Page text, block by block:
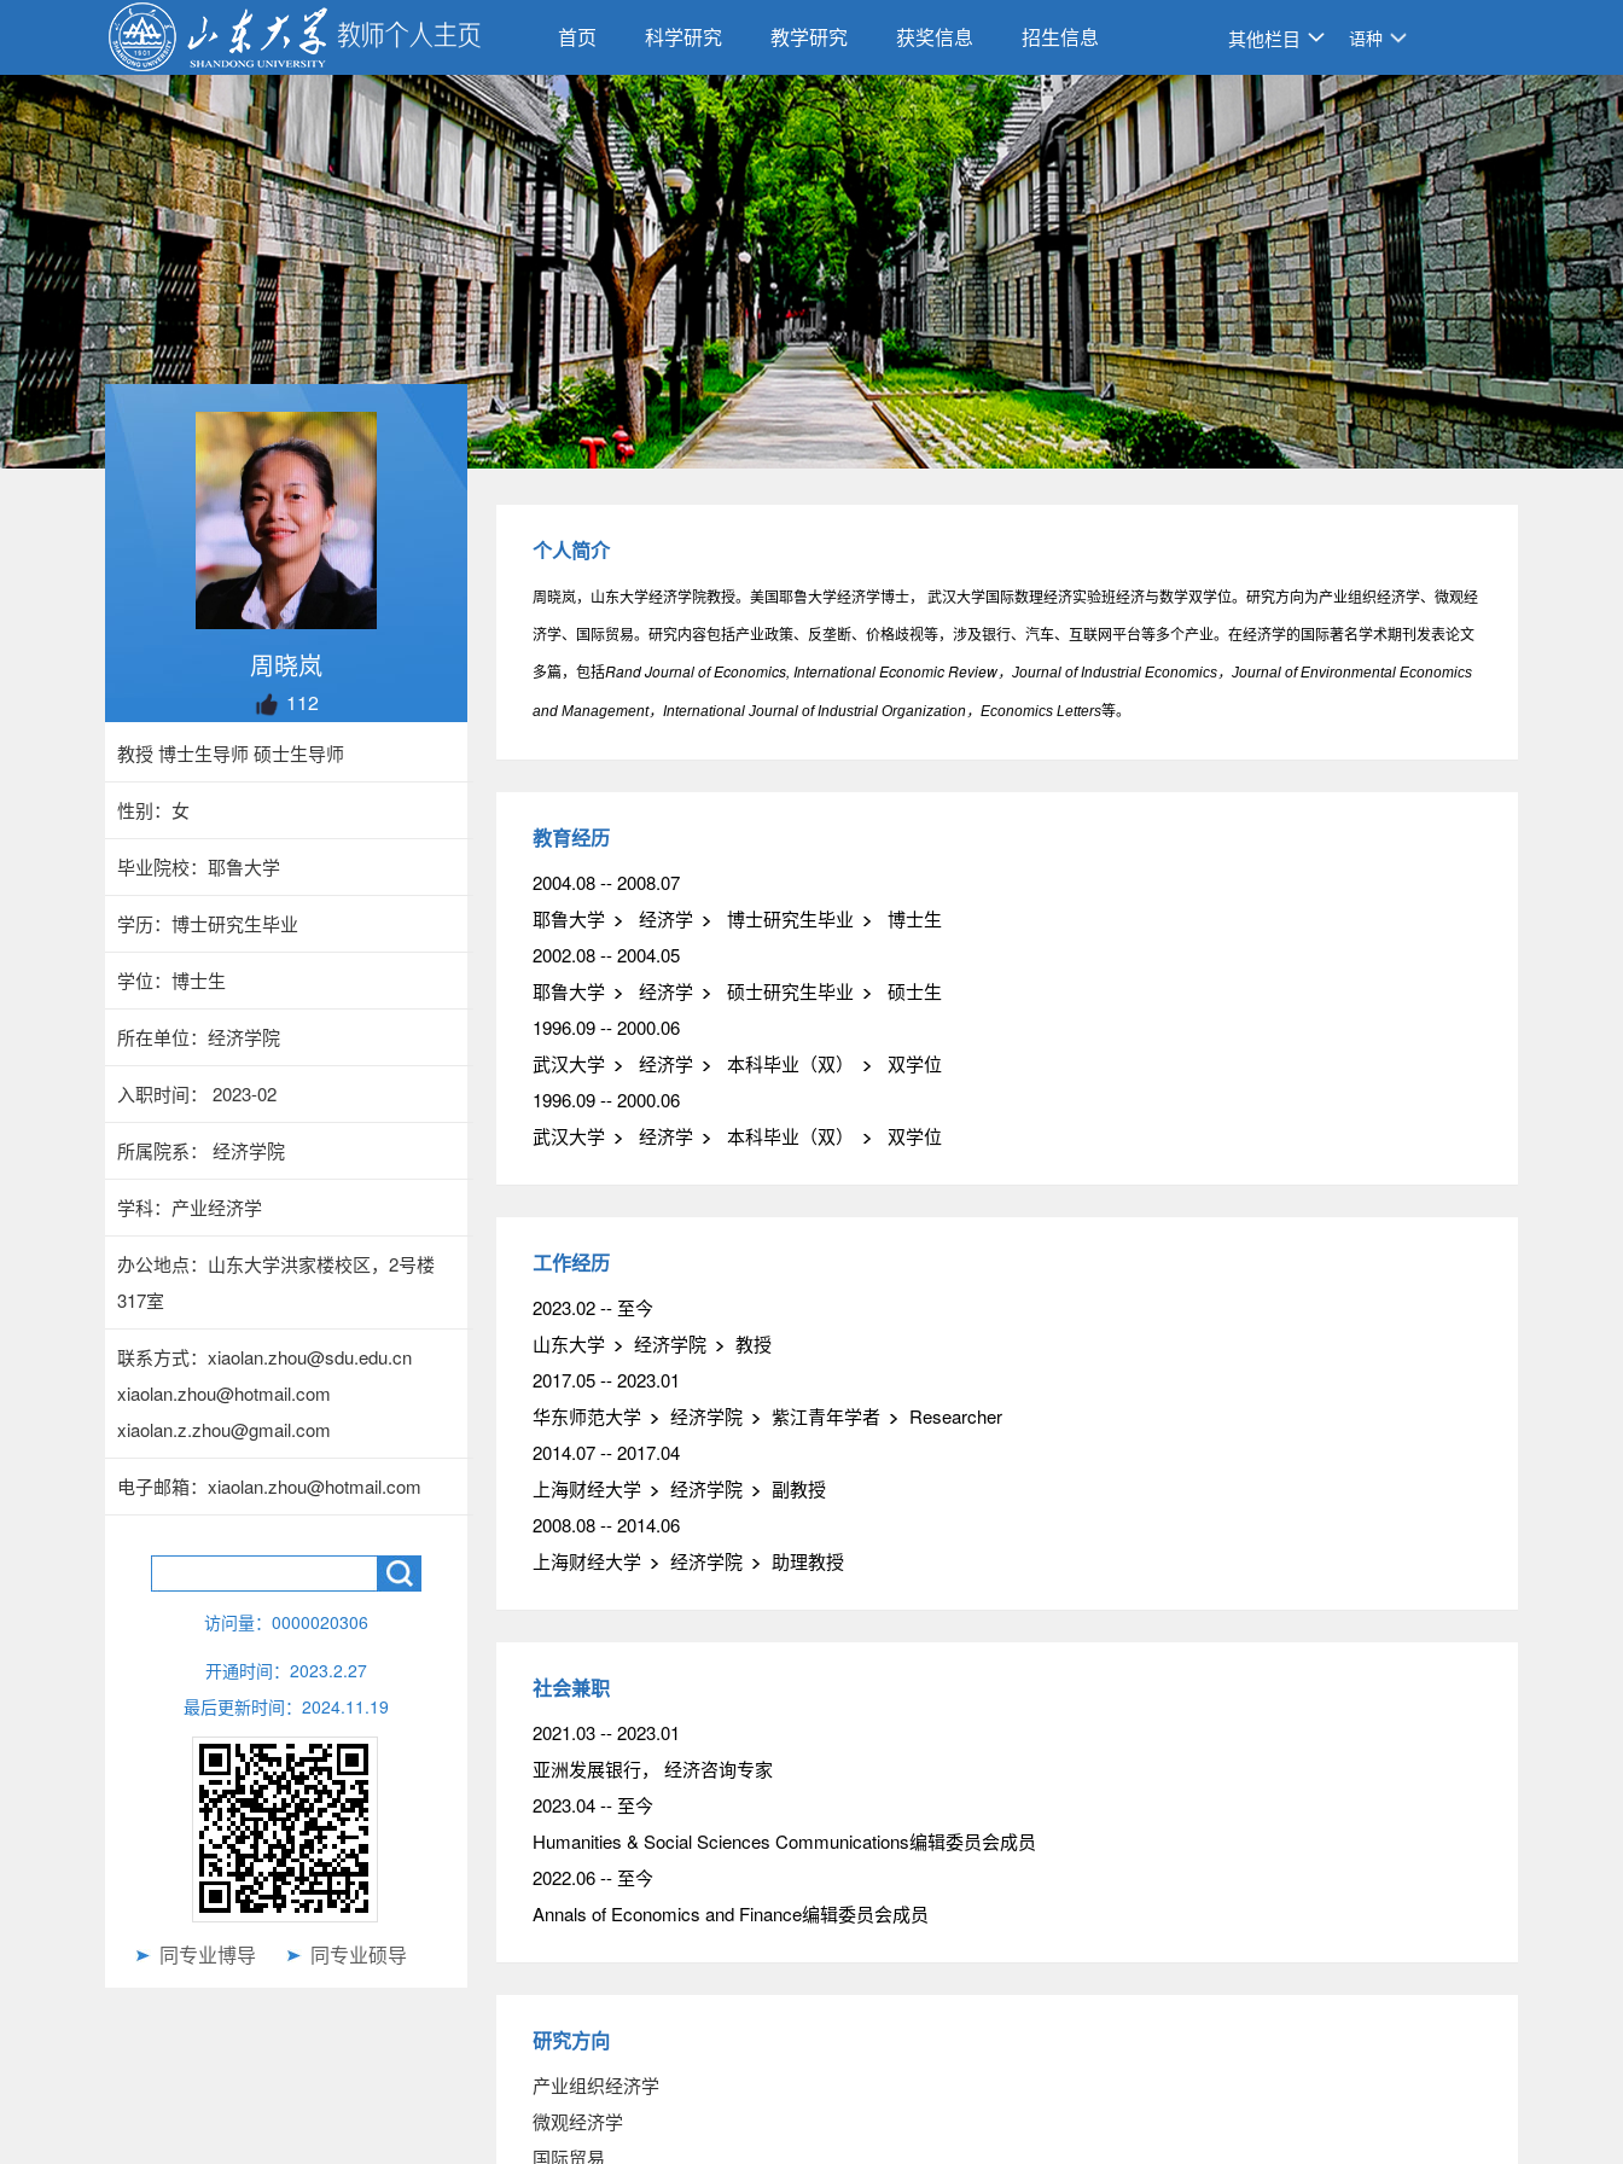
首页 科学研究 教学研究 获奖信息 招生信息 其他栏目 语种
周晓岚
112
教授 博士生导师 硕士生导师
性别：女
毕业院校：耶鲁大学
学历：博士研究生毕业
学位：博士生
所在单位：经济学院
入职时间： 2023-02
所属院系： 经济学院
学科：产业经济学
办公地点：山东大学洪家楼校区，2号楼
317室
联系方式： xiaolan.zhou@sdu.edu.cn
xiaolan.zhou@hotmail.com
xiaolan.z.zhou@gmail.com
电子邮箱： xiaolan.zhou@hotmail.com
访问量： 0000020306
开通时间： 2023.2.27
最后更新时间： 2024.11 .19
同专业博导 同专业硕导
个人简介
周晓岚，山东大学经济学院教授。美国耶鲁大学经济学博士， 武汉大学国际数理经济实验班经济与数学双学位。研究方向为产业组织经济学、微观经
济学、国际贸易。研究内容包括产业政策、反垄断、价格歧视等，涉及银行、汽车、互联网平台等多个产业。在经济学的国际著名学术期刊发表论文
多篇，包括Rand Journal of Economics, International Economic Review，Journal of Industrial Economics，Journal of Environmental Economics
and Management，International Journal of Industrial Organization，Economics Letters等。
教育经历
2004.08 -- 2008.07
耶鲁大学
经济学 博士研究生毕业
博士生
2002.08 -- 2004.05
耶鲁大学
经济学 硕士研究生毕业
硕士生
1996.09 -- 2000.06
武汉大学
经济学 本科毕业（双）
双学位
1996.09 -- 2000.06
武汉大学
经济学 本科毕业（双） 双学位
工作经历
2023.02 -- 至今
山东大学
经济学院
教授
2017.05 -- 2023.01
华东师范大学
经济学院 紫江青年学者
Researcher
2014.07 -- 2017.04
上海财经大学
经济学院
副教授
2008.08 -- 2014.06
上海财经大学
经济学院 助理教授
社会兼职
2021.03 -- 2023.01
亚洲发展银行， 经济咨询专家
2023.04 -- 至今
Humanities & Social Sciences Communications编辑委员会成员
2022.06 -- 至今
Annals of Economics and Finance编辑委员会成员
研究方向
产业组织经济学
微观经济学
国际贸易